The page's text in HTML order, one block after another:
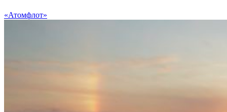
«Атомфлот»